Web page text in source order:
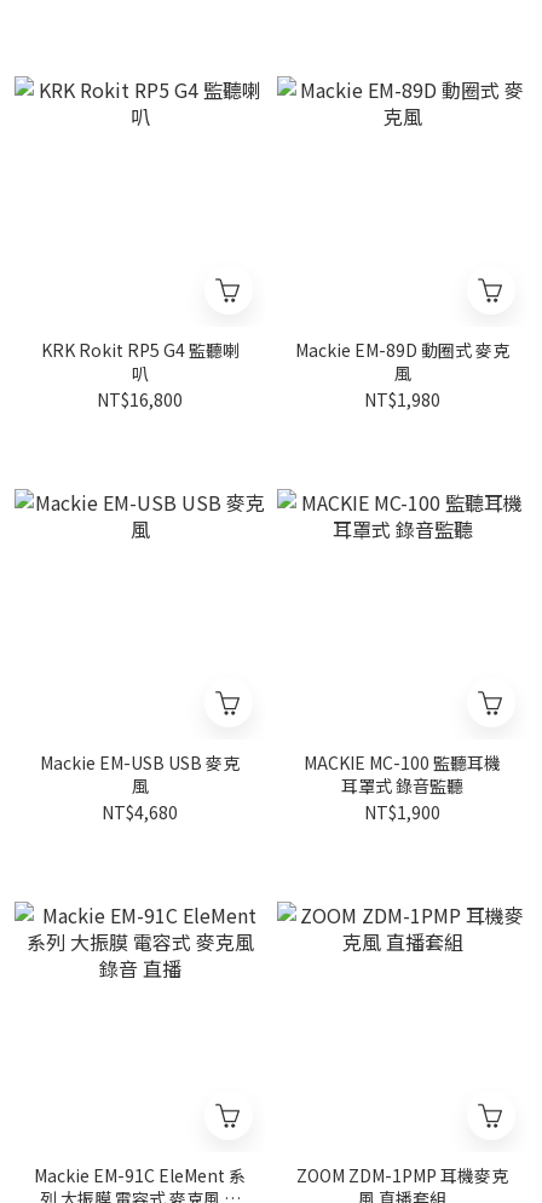
KRK Rokit RP5 G4 監聽喇
叭
NT$16,800
Mackie EM-89D 動圈式 麥克
風
NT$1,980
Mackie EM-USB USB 麥克
風
NT$4,680
MACKIE MC-100 監聽耳機
耳罩式 錄音監聽
NT$1,900
Mackie EM-91C EleMent 系
列 大振膜 電容式 麥克風 錄
ZOOM ZDM-1PMP 耳機麥克
風 直播套組